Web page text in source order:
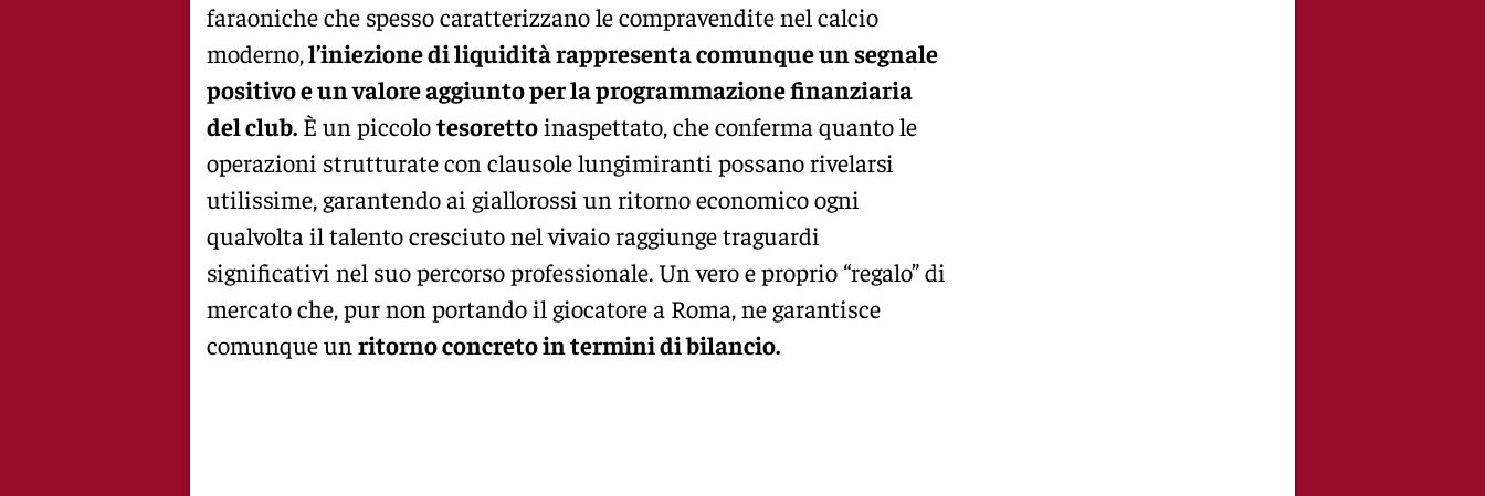
faraoniche che spesso caratterizzano le compravendite nel calcio
moderno,l’iniezione di liquidità rappresenta comunque un segnale
positivo e un valore aggiunto per la programmazione finanziaria
del club. È un piccolotesorettoinaspettato, che conferma quanto le
operazioni strutturate con clausole lungimiranti possano rivelarsi
utilissime, garantendo ai giallorossi un ritorno economico ogni
qualvolta il talento cresciuto nel vivaio raggiunge traguardi
significativi nel suo percorso professionale. Un vero e proprio “regalo” di
mercato che, pur non portando il giocatore a Roma, ne garantisce
comunque un ritorno concreto in termini di bilancio.